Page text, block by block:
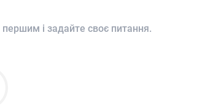
і задайте своє питання.